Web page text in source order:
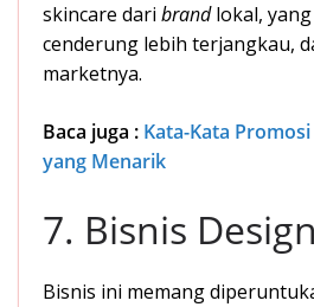
skincare dari brandlokal,
cenderung lebih terjangkau,
marketnya.
Baca juga : Kata-Kata
yang Menarik
7. Bisnis Design
Bisnis ini memang